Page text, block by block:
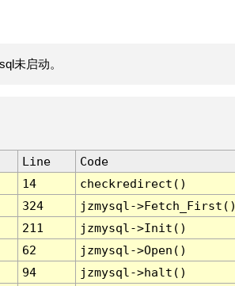
未启动。
Line
Code
14
checkredirect()
324
jzmysql-
211
jzmysql->Init()
62
jzmysql->Open()
94
jzmysql->halt()